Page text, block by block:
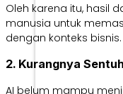
Oleh karena itu, hasil
manusia untuk
dengan konteks bisnis.
2. Kurangnya
AI belum mampu